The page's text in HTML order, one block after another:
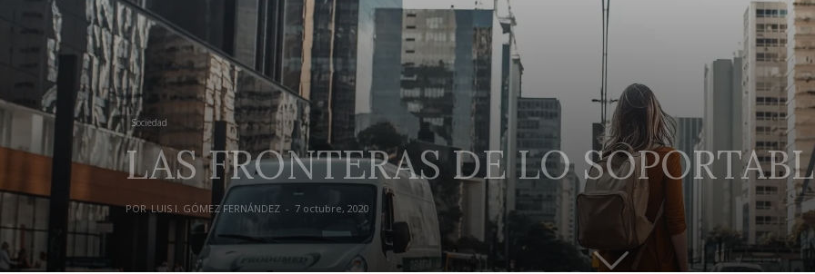
Sociedad
LAS FRONTERAS DE LO
POR LUIS I. GÓMEZ FERNÁNDEZ - 7 octubre, 2020